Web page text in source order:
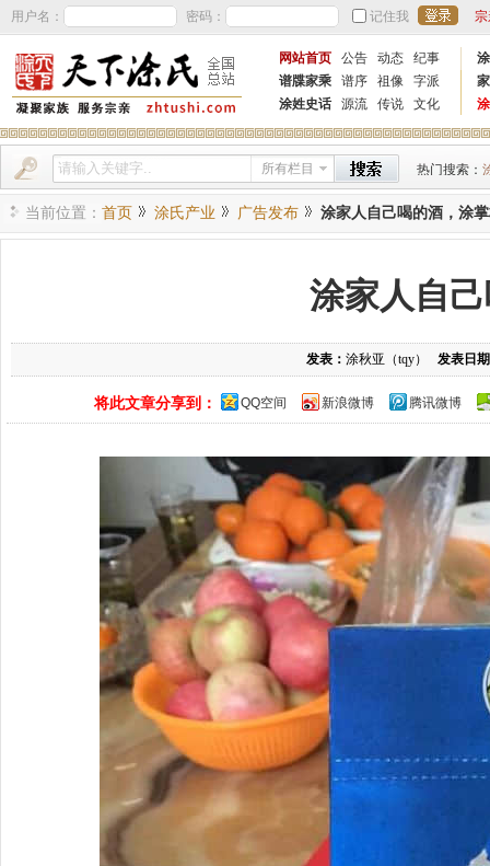
用户名： 密码： 记住我
网站首页 公告 动态 纪事
谱牒家乘
谱序 祖像 字派
涂姓史话
源流 传说 文化
所有栏目 热门搜索：
当前位置： 首页 涂氏产业 广告发布 涂家人自己喝的酒，涂
涂家人自
发表： 涂秋亚（tqy） 发表日
将此文章分享到： QQ空间 新浪微博 腾讯微博